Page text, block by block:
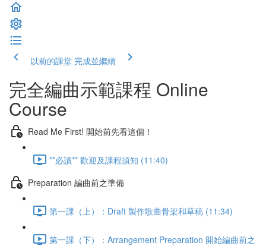
以前的課堂 完成並繼續
完全編曲示範課程 Online
Course
Read Me First! 開始前先看這個！
**必讀** 歡迎及課程須知 (11:40)
Preparation 編曲前之準備
第一課（上）：Draft 製作歌曲骨架和草稿 (11:34)
第一課（下）：Arrangement Preparation 開始編曲前之